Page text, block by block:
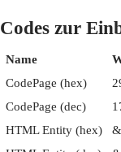
Codes zur
Name
CodePage (hex)
CodePage (dec)
HTML Entity (hex)